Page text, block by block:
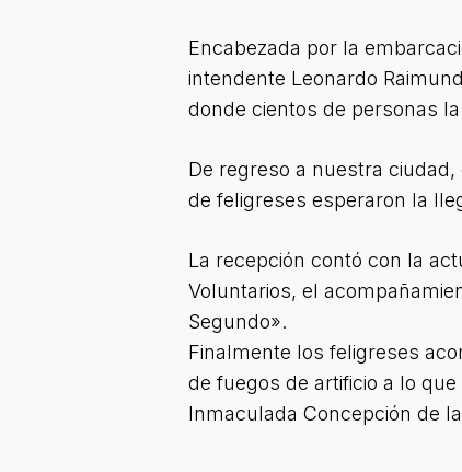
Encabezada por la
intendente Leonardo
donde cientos de personas
De regreso a nuestra
de feligreses esperaron la
La recepción contó con la
Voluntarios, el
Segundo».
Finalmente los feligreses
de fuegos de artificio a lo
Inmaculada Concepción de